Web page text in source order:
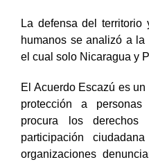
La defensa del
humanos se analizó a
el cual solo Nicaragua y
El Acuerdo Escazú es
protección a personas
procura los derechos
participación
organizaciones